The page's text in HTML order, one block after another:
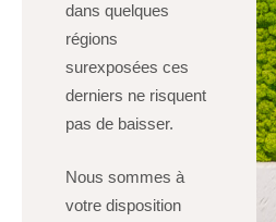
dans quelques
régions
surexposées ces
derniers ne risquent
pas de baisser.
Nous sommes à
votre disposition